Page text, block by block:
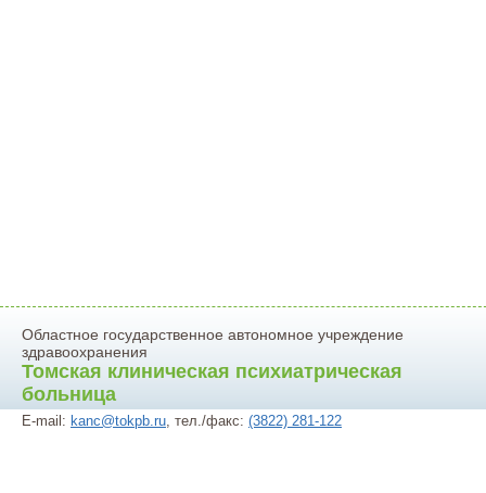
Областное государственное автономное учреждение
здравоохранения
Томская клиническая психиатрическая
больница
E-mail: kanc@tokpb.ru, тел./факс: (3822) 281-122